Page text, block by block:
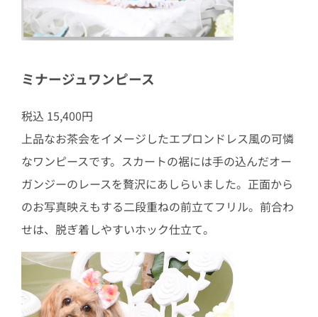
ミナージュワンピース
税込 15,400円
上品なお茶会をイメージしたエプロンドレス風の可憐
なワンピースです。スカートの裾には手の込んだオー
ガンジーのレースを贅沢にあしらいました。正面から
のお写真映えもする二段重ねの前立てフリル。前合わ
せは、脱ぎ着しやすいホック仕立て。